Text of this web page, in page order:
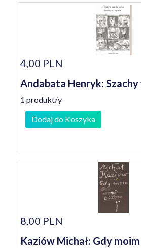
4,00 PLN
Andabata Henryk:
1 produkt/y
Dodaj do Koszyka
8,00 PLN
Kaziów Michał: Gdy